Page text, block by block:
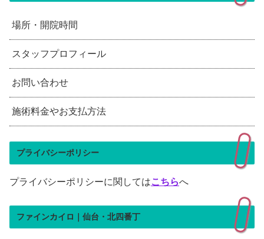
場所・開院時間
スタッフプロフィール
お問い合わせ
施術料金やお支払方法
プライバシーポリシー
プライバシーポリシーに関してはこちらへ
ファインカイロ｜仙台・北四番丁